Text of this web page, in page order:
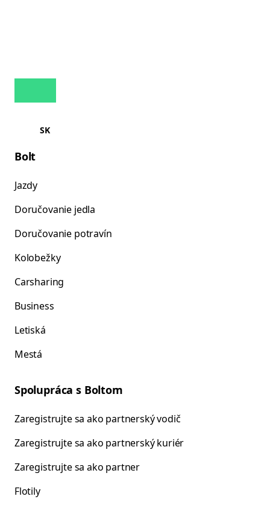
SK
Bolt
Jazdy
Doručovanie jedla
Doručovanie potravín
Kolobežky
Carsharing
Business
Letiská
Mestá
Spolupráca s Boltom
Zaregistrujte sa ako partnerský vodič
Zaregistrujte sa ako partnerský kuriér
Zaregistrujte sa ako partner
Flotily